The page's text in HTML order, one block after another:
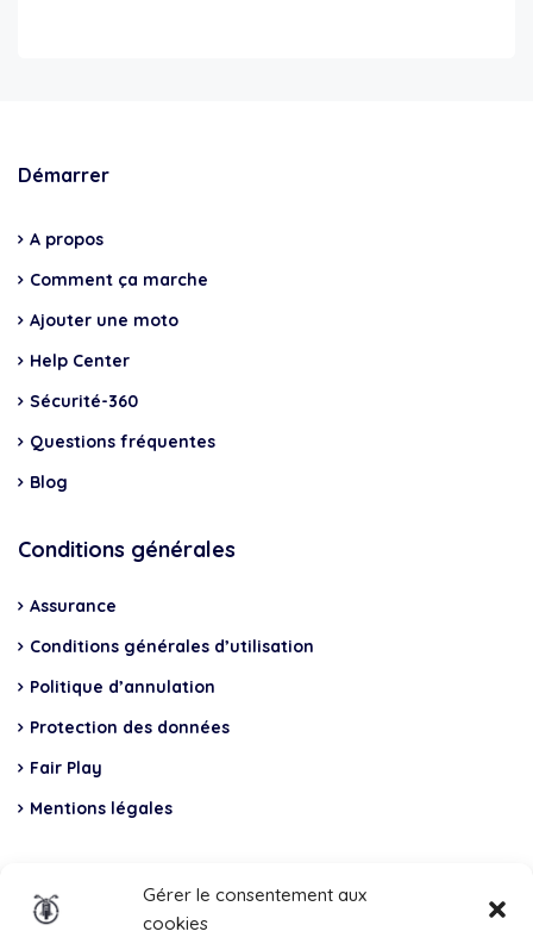
Gérer le consentement aux
cookies
Démarrer
A propos
Comment ça marche
Ajouter une moto
Help Center
Sécurité-360
Questions fréquentes
Blog
Conditions générales
Assurance
Conditions générales d’utilisation
Politique d’annulation
Protection des données
Fair Play
Mentions légales
Total Casco, Partner